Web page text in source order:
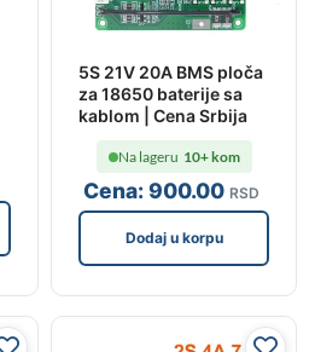
5S 21V 20A BMS ploča
za 18650 baterije sa
kablom | Cena Srbija
Cena:900.00 RSD
Na lageru 10+ kom
Dodaj u korpu